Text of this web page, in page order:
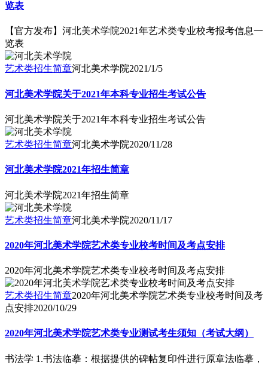
览表
【官方发布】河北美术学院2021年艺术类专业校考报考信息一
览表
艺术类招生简章河北美术学院2021/1/5
河北美术学院关于2021年本科专业招生考试公告
河北美术学院关于2021年本科专业招生考试公告
艺术类招生简章河北美术学院2020/11/28
河北美术学院2021年招生简章
河北美术学院2021年招生简章
艺术类招生简章河北美术学院2020/11/17
2020年河北美术学院艺术类专业校考时间及考点安排
2020年河北美术学院艺术类专业校考时间及考点安排
艺术类招生简章2020年河北美术学院艺术类专业校考时间及考
点安排2020/10/29
2020年河北美术学院艺术类专业测试考生须知（考试大纲）
书法学 1.书法临摹：根据提供的碑帖复印件进行原章法临摹，